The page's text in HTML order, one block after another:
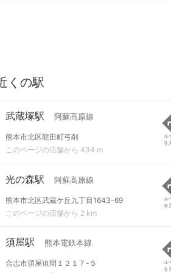
くの駅
武蔵塚駅 阿蘇高原線
熊本市北区龍田町弓削
このページの店舗から 434 m
ル
を
光の森駅 阿蘇高原線
熊本市北区武蔵ケ丘九丁目1643-69
このページの店舗から 2 km
ル
を
須屋駅 熊本電鉄本線
合志市須屋迫間１２１７-５
ル
を